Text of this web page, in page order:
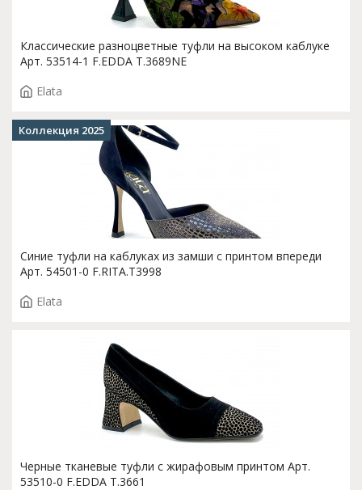
Классические разноцветные туфли на высоком каблуке
Арт. 53514-1 F.EDDA T.3689NE
Elata
Синие туфли на каблуках из замши с принтом впереди
Арт. 54501-0 F.RITA.T3998
Elata
Коллекция 2025
Черные тканевые туфли с жирафовым принтом Арт.
53510-0 F.EDDA T.3661